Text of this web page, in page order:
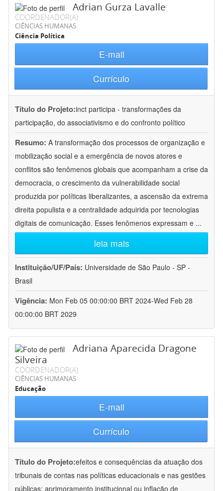
Adrian Gurza Lavalle
COORDENADOR(A)
CIÊNCIAS HUMANAS
Ciência Política
E-mail
Currículo
Título do Projeto:inct participa - transformações da
participação, do associativismo e do confronto político
Resumo: A transformação dos processos de organização e
mobilização social e a emergência de novos atores e
conflitos são fenômenos globais que acompanham a crise da
democracia, o crescimento da vulnerabilidade social
produzida por políticas liberalizantes, a ascensão da extrema
direita populista e a centralidade adquirida por tecnologias
digitais de comunicação. Esses fenômenos expressam e ...
leia mais
Instituição/UF/País: Universidade de São Paulo - SP -
Brasil
Vigência: Mon Feb 05 00:00:00 BRT 2024-Wed Feb 28
00:00:00 BRT 2029
Adriana Aparecida Dragone
Silveira
COORDENADOR(A)
CIÊNCIAS HUMANAS
Educação
E-mail
Currículo
Título do Projeto:efeitos e consequências da atuação dos
tribunais de contas nas políticas educacionais e nas gestões
públicas: aprimoramento institucional ou inflação de